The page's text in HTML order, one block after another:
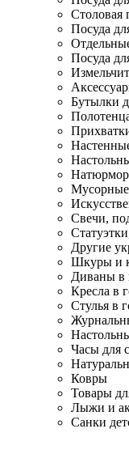
Столовая
Посуда
Посуда
Бутылки
Мусорные
Свечи,
Другие
Шкуры и
Диваны в
Кресла в
Стулья в
Часы для
Ковры
Товары
Лыжи и
Санки